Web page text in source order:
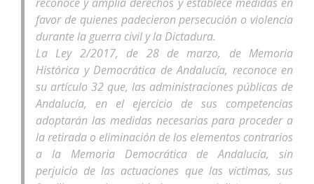
favor de quienes padecieron persecución o violencia
durante la guerra civil y la Dictadura.
La Ley 2/2017, de 28 de marzo, de Memoria
Histórica y Democrática de Andalucía, reconoce en
su artículo 32 que, las administraciones públicas de
Andalucía, en el ejercicio de sus competencias
adoptarán las medidas necesarias para proceder a
la retirada o eliminación de los elementos contrarios
a la Memoria Democrática de Andalucía, sin
perjuicio de las actuaciones que las víctimas, sus